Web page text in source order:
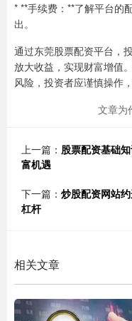
* **手续费：**了解平台的
出。
通过东莞股票配资平台，
放大收益，实现财富增值
风险，投资者应谨慎操作
文章为
上一篇： 股票配资基础
富机遇
下一篇： 炒股配资网站
杠杆
相关文章